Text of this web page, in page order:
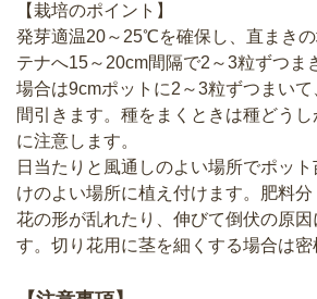
【栽培のポイント】
発芽適温20～25℃を確保し、直まき
テナへ15～20cm間隔で2～3粒ずつま
場合は9cmポットに2～3粒ずつまい
間引きます。種をまくときは種どう
に注意します。
日当たりと風通しのよい場所でポッ
けのよい場所に植え付けます。肥料
花の形が乱れたり、伸びて倒伏の原因
す。切り花用に茎を細くする場合は密